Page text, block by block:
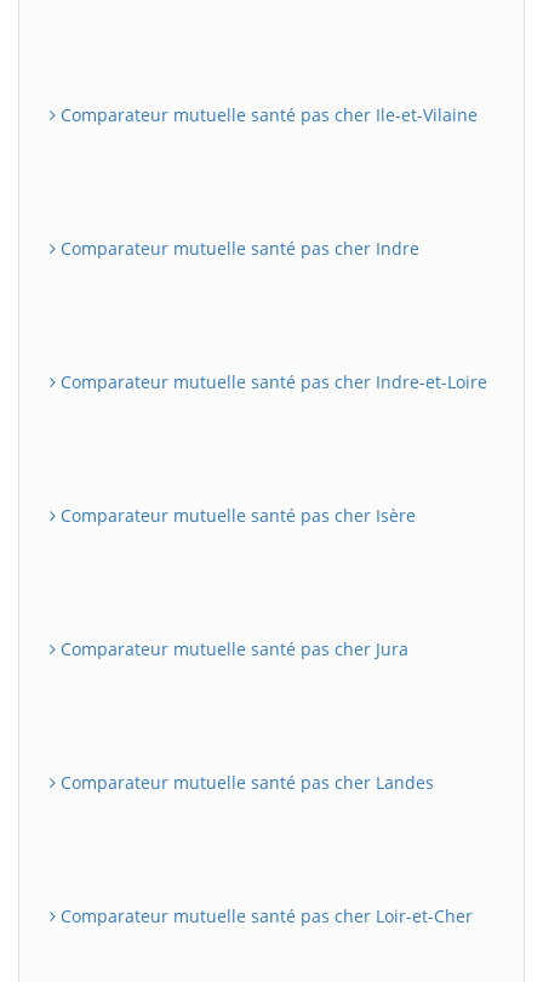
Comparateur mutuelle santé pas cher Ile-et-Vilaine
Comparateur mutuelle santé pas cher Indre
Comparateur mutuelle santé pas cher Indre-et-Loire
Comparateur mutuelle santé pas cher Isère
Comparateur mutuelle santé pas cher Jura
Comparateur mutuelle santé pas cher Landes
Comparateur mutuelle santé pas cher Loir-et-Cher